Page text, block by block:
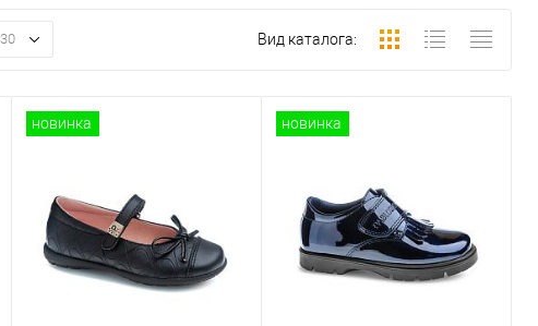
30 Вид каталога:
новинка новинка